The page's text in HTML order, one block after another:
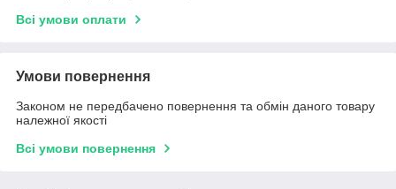
Всі умови оплати
Умови повернення
Законом не передбачено повернення та обмін даного товару
належної якості
Всі умови повернення